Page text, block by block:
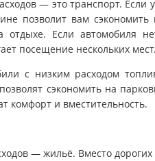
— это транспорт. Если
позволит вам
отдыхе. Если автомобиля
посещение нескольких мест.
с низким расходом
сэкономить на
комфорт и вместительность.
— жильё. Вместо